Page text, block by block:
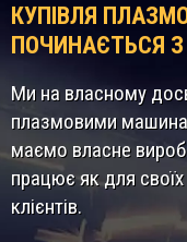
КУПІВЛЯ
ПОЧИНАЄТЬСЯ
Ми на власному
плазмовими
маємо власне
працює як для
клієнтів.